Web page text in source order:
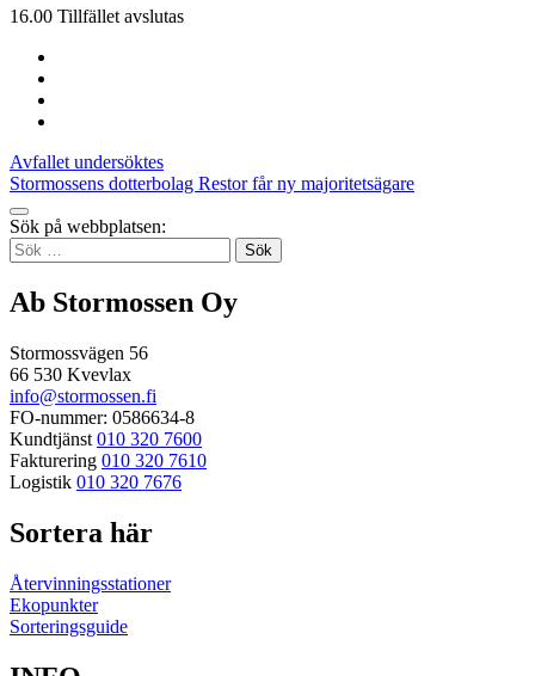
16.00 Tillfället avslutas
email
Inläggsnavigering
Avfallet undersöktes
Stormossens dotterbolag Restor får ny majoritetsägare
Tillbaka
up
Sök på webbplatsen:
Sök
efter:
Ab Stormossen Oy
Stormossvägen 56
66 530 Kvevlax
info@stormossen.fi
FO-nummer: 0586634-8
Kundtjänst 010 320 7600
Fakturering 010 320 7610
Logistik 010 320 7676
Sortera här
Återvinningsstationer
Ekopunkter
Sorteringsguide